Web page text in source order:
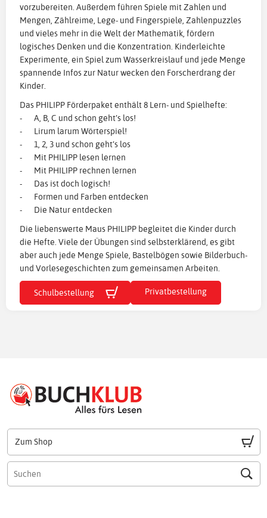
vorzubereiten. Außerdem führen Spiele mit Zahlen und
Mengen, Zählreime, Lege- und Fingerspiele, Zahlenpuzzles
und vieles mehr in die Welt der Mathematik, fördern
logisches Denken und die Konzentration. Kinderleichte
Experimente, ein Spiel zum Wasserkreislauf und jede Menge
spannende Infos zur Natur wecken den Forscherdrang der
Kinder.
Das PHILIPP Förderpaket enthält 8 Lern- und Spielhefte:
- A, B, C und schon geht’s los!
- Lirum larum Wörterspiel!
- 1, 2, 3 und schon geht’s los
- Mit PHILIPP lesen lernen
- Mit PHILIPP rechnen lernen
- Das ist doch logisch!
- Formen und Farben entdecken
- Die Natur entdecken
Die liebenswerte Maus PHILIPP begleitet die Kinder durch
die Hefte. Viele der Übungen sind selbsterklärend, es gibt
aber auch jede Menge Spiele, Bastelbögen sowie Bilderbuch-
und Vorlesegeschichten zum gemeinsamen Arbeiten.
Schulbestellung Privatbestellung
Zum Shop